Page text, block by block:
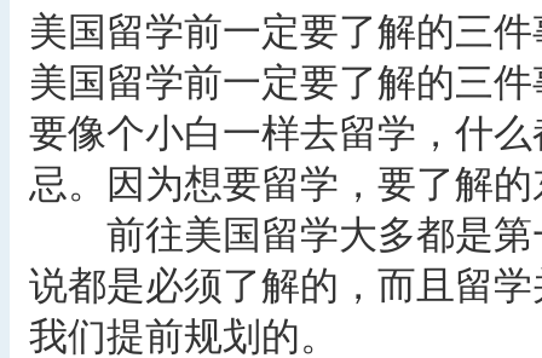
美国留学前一定要了解的三
美国留学前一定要了解的三
要像个小白一样去留学，什
忌。因为想要留学，要了解
前往美国留学大多都是第
说都是必须了解的，而且留
我们提前规划的。